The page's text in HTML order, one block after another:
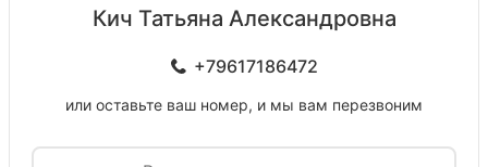
Кич Татьяна Александровна
+79617186472
или оставьте ваш номер, и мы вам перезвоним
Имя